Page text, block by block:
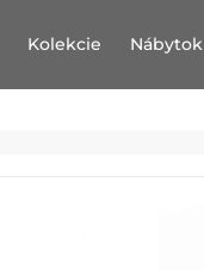
Kolekcie Nábytok